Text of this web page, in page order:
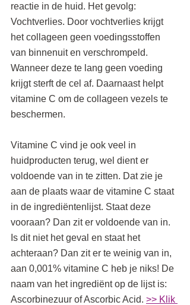
reactie in de huid. Het gevolg:
Vochtverlies. Door vochtverlies krijgt
het collageen geen voedingsstoffen
van binnenuit en verschrompeld.
Wanneer deze te lang geen voeding
krijgt sterft de cel af. Daarnaast helpt
vitamine C om de collageen vezels te
beschermen.
Vitamine C vind je ook veel in
huidproducten terug, wel dient er
voldoende van in te zitten. Dat zie je
aan de plaats waar de vitamine C staat
in de ingrediëntenlijst. Staat deze
vooraan? Dan zit er voldoende van in.
Is dit niet het geval en staat het
achteraan? Dan zit er te weinig van in,
aan 0,001% vitamine C heb je niks! De
naam van het ingrediënt op de lijst is:
Ascorbinezuur of Ascorbic Acid. >> Klik